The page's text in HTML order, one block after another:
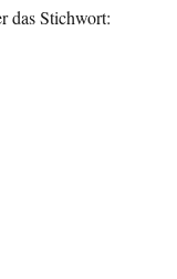
das Stichwort: